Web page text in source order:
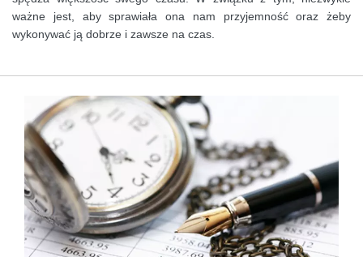
ważne jest, aby sprawiała ona nam przyjemność oraz żeby
wykonywać ją dobrze i zawsze na czas.